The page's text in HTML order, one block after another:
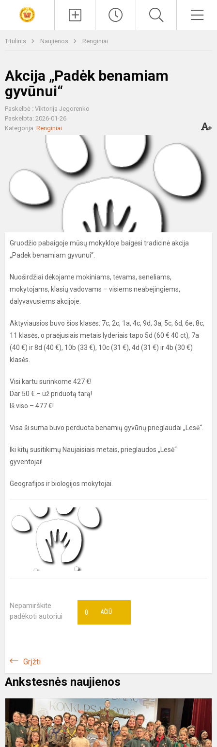
Titulinis Naujienos Renginiai
Akcija „Padėk benamiam
gyvūnui“
Paskelbė : Viktorija Jegorenko
Paskelbta: 2026-01-26
Kategorija: Renginiai
Gruodžio pabaigoje mūsų mokykloje baigėsi tradicinė akcija
„Padėk benamiam gyvūnui“.
Nuoširdžiai dėkojame mokiniams, tėvams, seneliams,
mokytojams, klasių vadovams – visiems neabejingiems,
dalyvavusiems akcijoje.
Aktyviausios buvo šios klasės: 7c, 2c, 1a, 4c, 9d, 3a, 5c, 6d, 6e, 8c,
11 klasės, o praėjusiais metais lyderiais tapo 5d (60 € 40 ct), 7a
(40 €) ir 8d (40 €), 10b (33 €), 10c (31 €), 4d (31 €) ir 4b (30 €)
klasės.
Visi kartu surinkome 427 €!
Dar 50 € – už priduotą tarą!
Iš viso – 477 €!
Visa ši suma buvo perduota benamių gyvūnų prieglaudai „Lesė“.
Iki kitų susitikimų Naujaisiais metais, prieglaudos „Lesė“
gyventojai!
Geografijos ir biologijos mokytojai.
Nepamirškite
padėkoti autoriui
AČIŪ
0
Grįžti
Ankstesnės naujienos